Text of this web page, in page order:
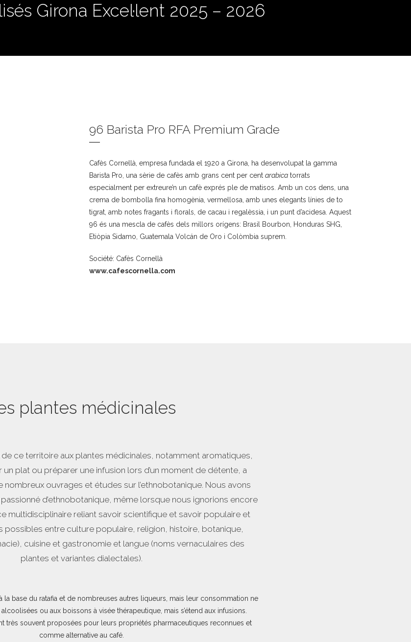
Girona Excel·lent 2025 – 2026
96 Barista Pro RFA Premium Grade
Cafès Cornellà, empresa fundada el 1920 a Girona, ha desenvolupat la gamma
Barista Pro, una sèrie de cafès amb grans cent per cent arabica torrats
especialment per extreure’n un cafè exprés ple de matisos. Amb un cos dens, una
crema de bombolla fina homogènia, vermellosa, amb unes elegants línies de to
tigrat, amb notes fragants i florals, de cacau i regalèssia, i un punt d’acidesa. Aquest
96 és una mescla de cafès dels millors orígens: Brasil Bourbon, Honduras SHG,
Etiòpia Sidamo, Guatemala Volcán de Oro i Colòmbia suprem.
Société: Cafès Cornellà
www.cafescornella.com
plantes médicinales
de ce territoire aux plantes médicinales, notamment aromatiques,
plat ou préparer une infusion lors d’un moment de détente, a
nombreux ouvrages et études sur l’ethnobotanique. Nous avons
d’ethnobotanique, même lorsque nous ignorions encore
multidisciplinaire reliant savoir scientifique et savoir populaire et
possibles entre culture populaire, religion, histoire, botanique,
cuisine et gastronomie et langue (noms vernaculaires des
plantes et variantes dialectales).
la base du ratafia et de nombreuses autres liqueurs, mais leur consommation ne
ou aux boissons à visée thérapeutique, mais s’étend aux infusions.
très souvent proposées pour leurs propriétés pharmaceutiques reconnues et
comme alternative au café.